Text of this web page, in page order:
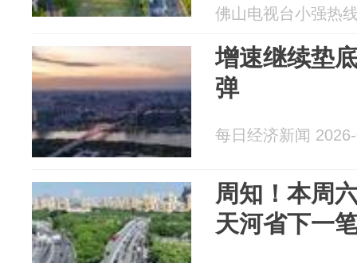
佛山电视台小强热
增速继续垫
弹
每日经济新闻
周知！本周
天河省下一